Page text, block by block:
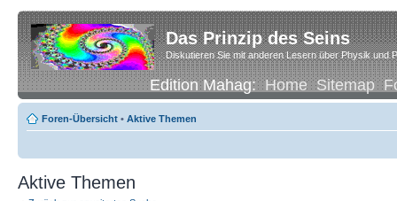
Das Prinzip des Seins
Diskutieren Sie mit anderen Lesern über Physik und
Edition Mahag:Home Sitemap
Foren-Übersicht • Aktive Themen
Aktive Themen